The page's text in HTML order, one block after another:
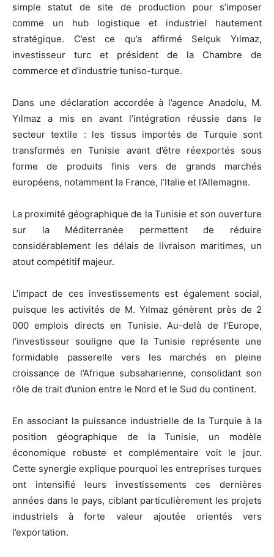
simple statut de site de production pour s’imposer
comme un hub logistique et industriel hautement
stratégique. C’est ce qu’a affirmé Selçuk Yılmaz,
investisseur turc et président de la Chambre de
commerce et d’industrie tuniso-turque.
Dans une déclaration accordée à l’agence Anadolu, M.
Yılmaz a mis en avant l’intégration réussie dans le
secteur textile : les tissus importés de Turquie sont
transformés en Tunisie avant d’être réexportés sous
forme de produits finis vers de grands marchés
européens, notamment la France, l’Italie et l’Allemagne.
La proximité géographique de la Tunisie et son ouverture
sur la Méditerranée permettent de réduire
considérablement les délais de livraison maritimes, un
atout compétitif majeur.
L’impact de ces investissements est également social,
puisque les activités de M. Yılmaz génèrent près de 2
000 emplois directs en Tunisie. Au-delà de l’Europe,
l’investisseur souligne que la Tunisie représente une
formidable passerelle vers les marchés en pleine
croissance de l’Afrique subsaharienne, consolidant son
rôle de trait d’union entre le Nord et le Sud du continent.
En associant la puissance industrielle de la Turquie à la
position géographique de la Tunisie, un modèle
économique robuste et complémentaire voit le jour.
Cette synergie explique pourquoi les entreprises turques
ont intensifié leurs investissements ces dernières
années dans le pays, ciblant particulièrement les projets
industriels à forte valeur ajoutée orientés vers
l’exportation.